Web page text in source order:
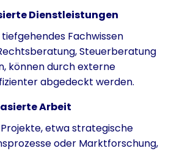
Dienstleistungen
Fachwissen
Steuerberatung
können durch externe
abgedeckt werden.
Arbeit
etwa strategische
oder Marktforschung,